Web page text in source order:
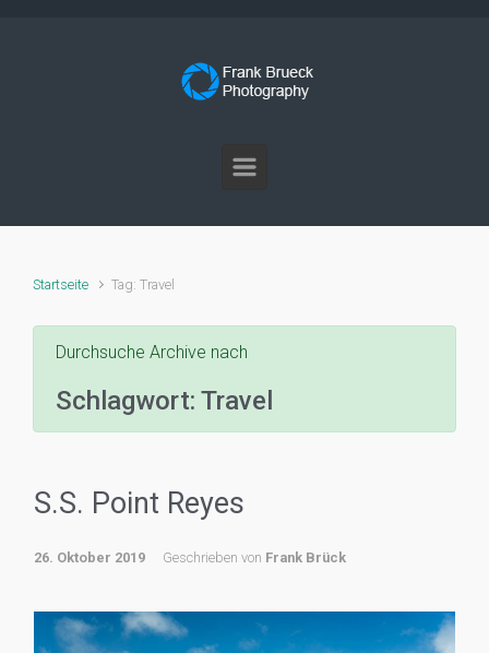
Startseite Tag: Travel
Durchsuche Archive nach
Schlagwort: Travel
S.S. Point Reyes
26. Oktober 2019 Geschrieben von Frank Brück